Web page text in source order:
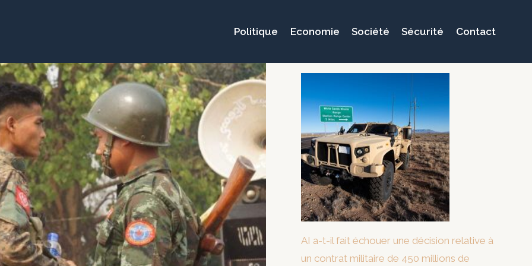
Politique Economie Société Sécurité Contact
AI a-t-il fait échouer une décision relative à
un contrat militaire de 450 millions de